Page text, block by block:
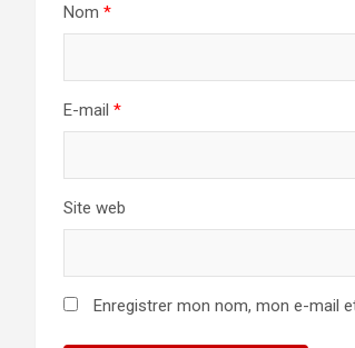
Nom *
E-mail *
Site web
Enregistrer mon nom, mon e-mail